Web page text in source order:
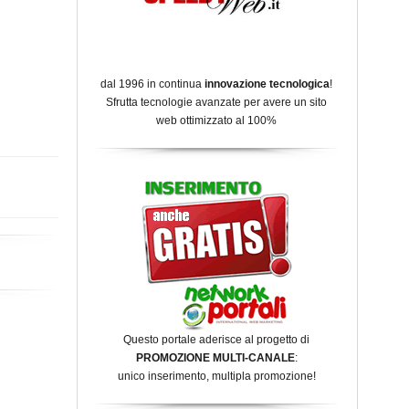
dal 1996 in continua innovazione tecnologica!
Sfrutta tecnologie avanzate per avere un sito
web ottimizzato al 100%
Questo portale aderisce al progetto di
PROMOZIONE MULTI-CANALE:
unico inserimento, multipla promozione!